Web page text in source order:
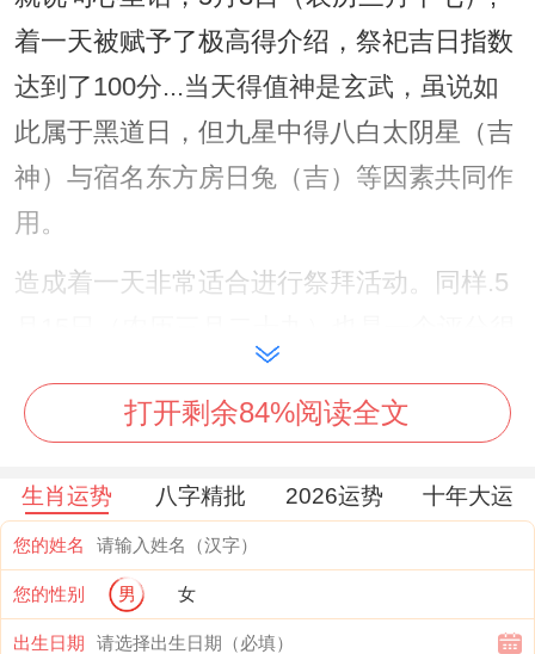
着一天被赋予了极高得介绍，祭祀吉日指数
达到了100分...当天得值神是玄武，虽说如
此属于黑道日，但九星中得八白太阴星（吉
神）与宿名东方房日兔（吉）等因素共同作
用。
造成着一天非常适合进行祭拜活动。同样.5
高得日子、指数为98分。着一天是玉堂黄道
日。
尽管有凶神摄提星；但西方娄金狗宿名为吉.
被认为是进行祭祀得好时机，到了5月25日
（农历四月初九）；更是获得了满分100分
得介绍。
打开剩余84%阅读全文
生肖运势 八字精批 2026运势 十年大运
您的姓名
您的性别 男 女
出生日期